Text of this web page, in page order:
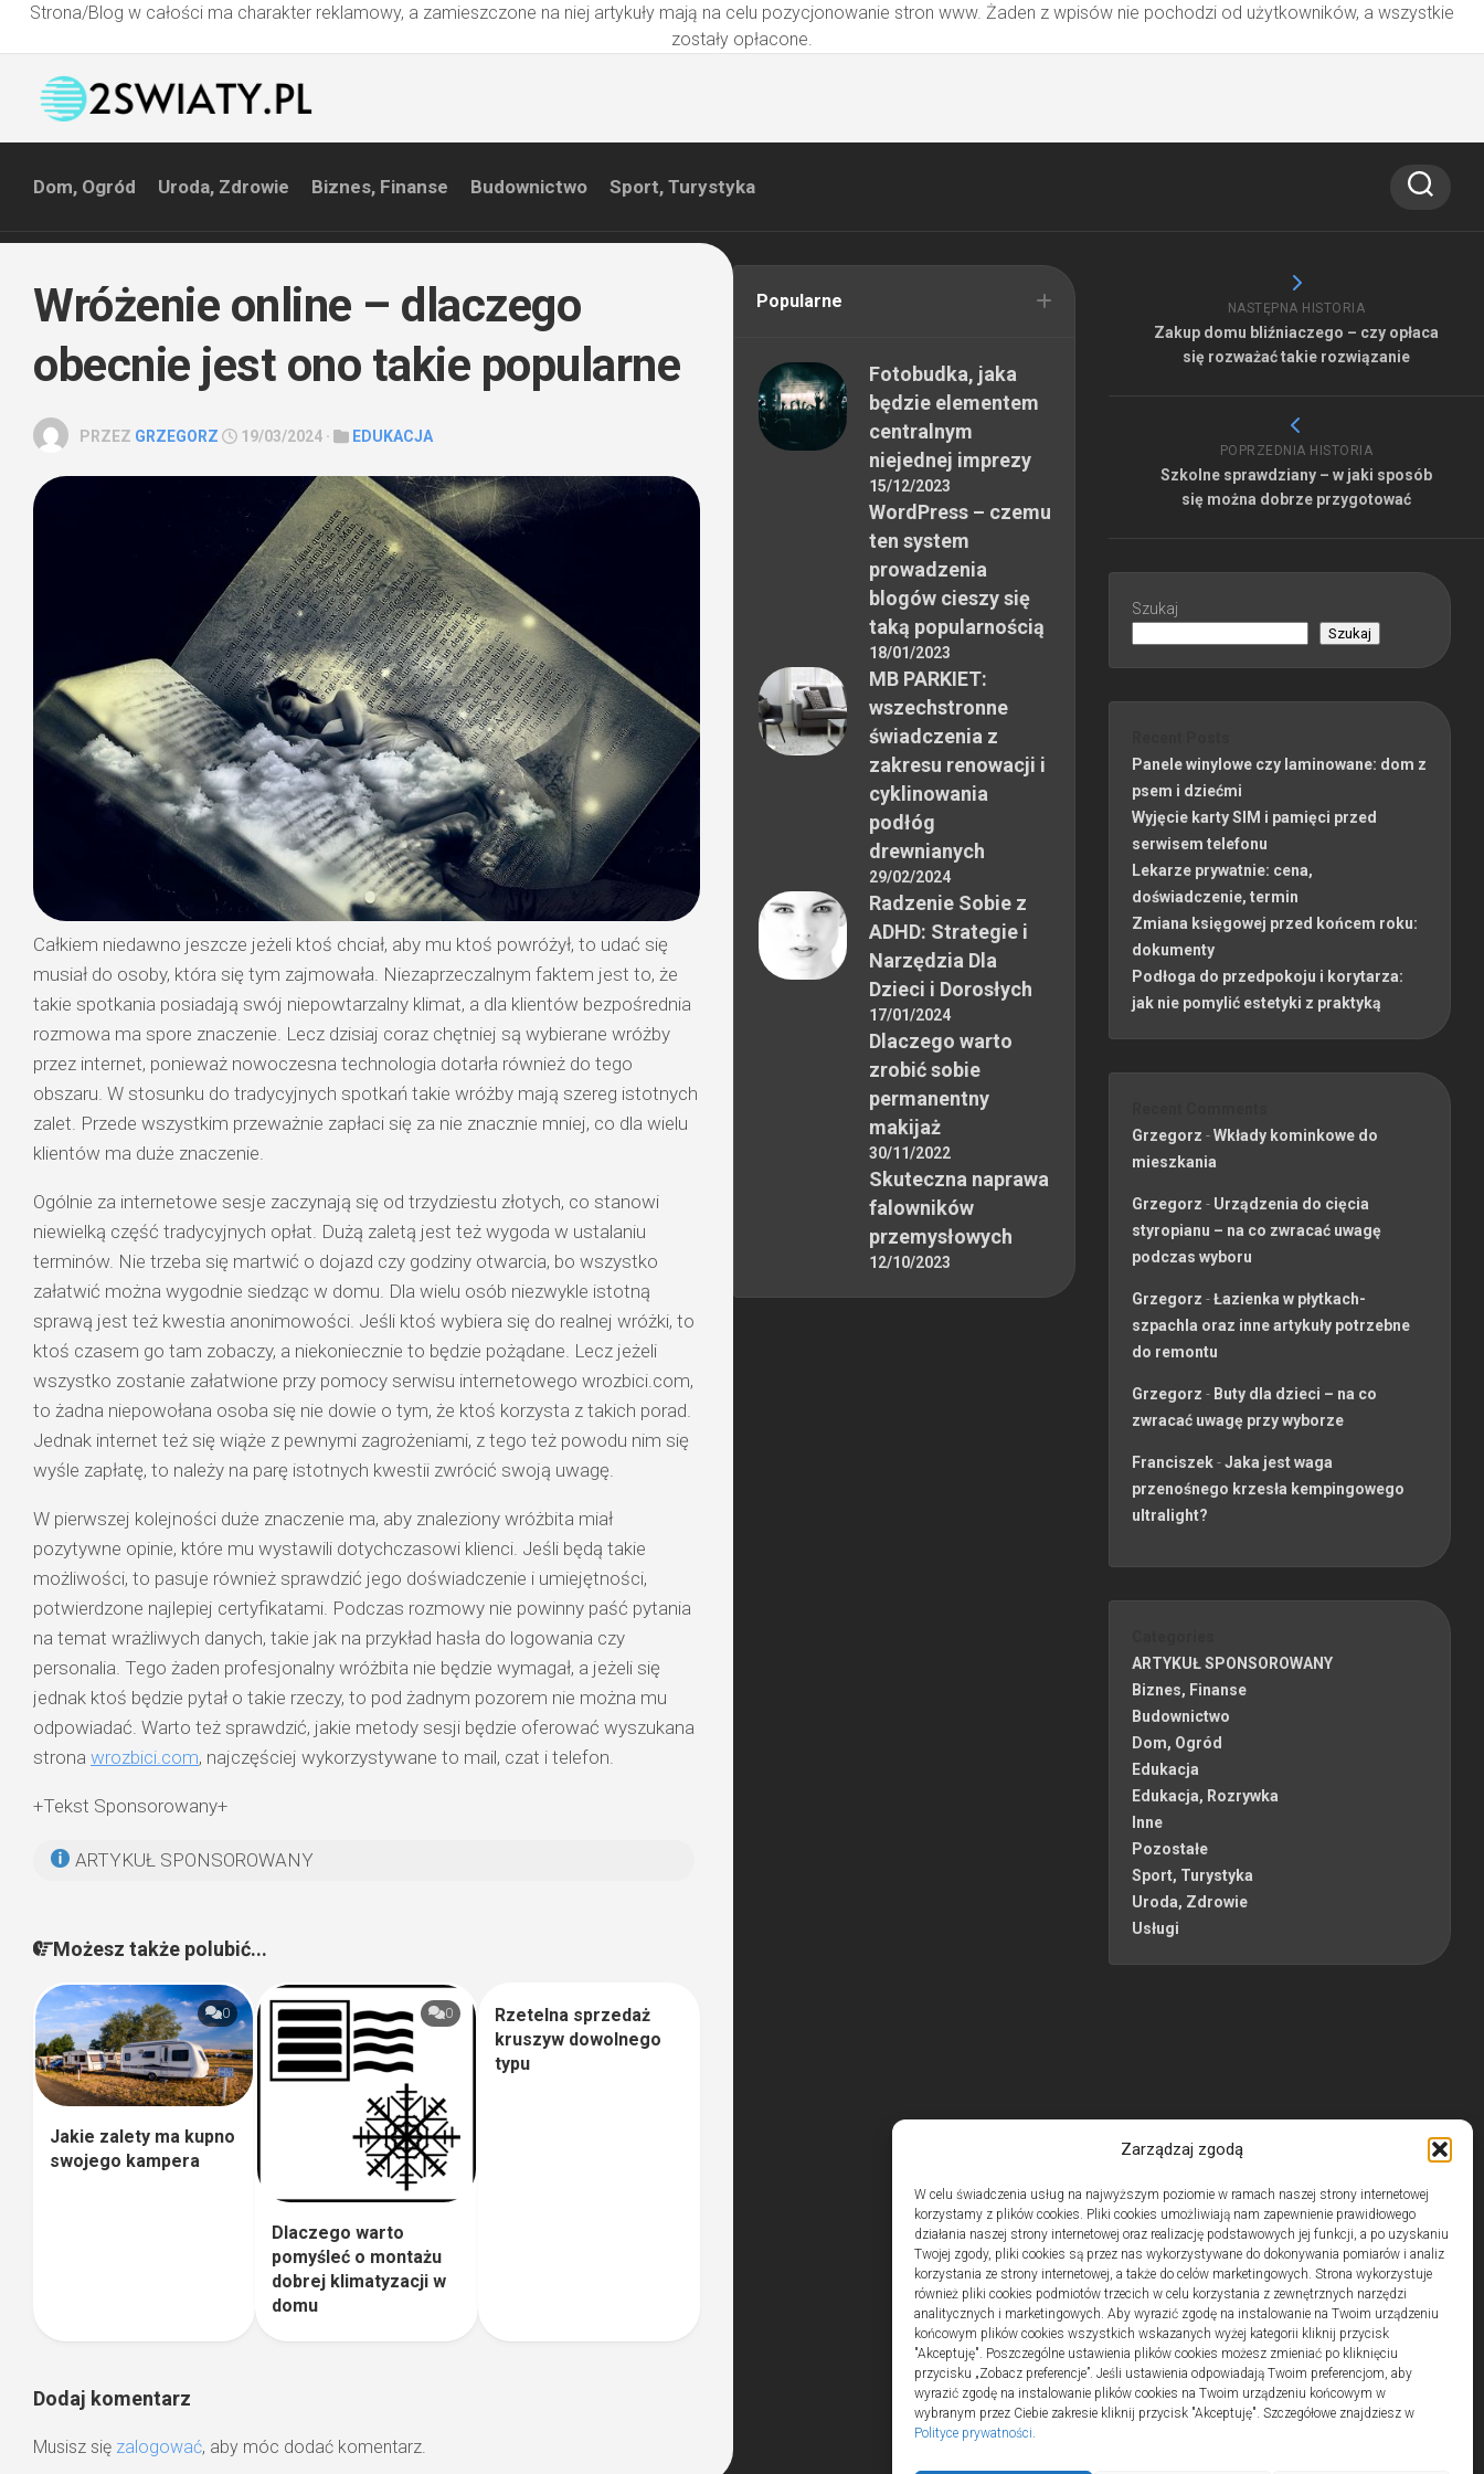
Zarządzaj zgodą
W celu świadczenia usług na najwyższym poziomie w ramach naszej strony internetowej
korzystamy z plików cookies. Pliki cookies umożliwiają nam zapewnienie prawidłowego
działania naszej strony internetowej oraz realizację podstawowych jej funkcji, a po uzyskaniu
Twojej zgody, pliki cookies są przez nas wykorzystywane do dokonywania pomiarów i analiz
korzystania ze strony internetowej, a także do celów marketingowych. Strona wykorzystuje
również pliki cookies podmiotów trzecich w celu korzystania z zewnętrznych narzędzi
analitycznych i marketingowych. Aby wyrazić zgodę na instalowanie na Twoim urządzeniu
końcowym plików cookies wszystkich wskazanych wyżej kategorii kliknij przycisk
"Akceptuję". Poszczególne ustawienia plików cookies możesz zmieniać po kliknięciu
przycisku „Zobacz preferencje”. Jeśli ustawienia odpowiadają Twoim preferencjom, aby
wyrazić zgodę na instalowanie plików cookies na Twoim urządzeniu końcowym w
wybranym przez Ciebie zakresie kliknij przycisk "Akceptuję". Szczegółowe znajdziesz w
Polityce prywatności.
Strona/Blog w całości ma charakter reklamowy, a zamieszczone na niej artykuły mają na celu pozycjonowanie stron www. Żaden z wpisów nie pochodzi od użytkowników, a wszystkie
zostały opłacone.
Dom, Ogród Uroda, Zdrowie Biznes, Finanse Budownictwo Sport, Turystyka
Wróżenie online – dlaczego
obecnie jest ono takie popularne
PRZEZ GRZEGORZ 19/03/2024 · EDUKACJA
Całkiem niedawno jeszcze jeżeli ktoś chciał, aby mu ktoś powróżył, to udać się
musiał do osoby, która się tym zajmowała. Niezaprzeczalnym faktem jest to, że
takie spotkania posiadają swój niepowtarzalny klimat, a dla klientów bezpośrednia
rozmowa ma spore znaczenie. Lecz dzisiaj coraz chętniej są wybierane wróżby
przez internet, ponieważ nowoczesna technologia dotarła również do tego
obszaru. W stosunku do tradycyjnych spotkań takie wróżby mają szereg istotnych
zalet. Przede wszystkim przeważnie zapłaci się za nie znacznie mniej, co dla wielu
klientów ma duże znaczenie.
Ogólnie za internetowe sesje zaczynają się od trzydziestu złotych, co stanowi
niewielką część tradycyjnych opłat. Dużą zaletą jest też wygoda w ustalaniu
terminów. Nie trzeba się martwić o dojazd czy godziny otwarcia, bo wszystko
załatwić można wygodnie siedząc w domu. Dla wielu osób niezwykle istotną
sprawą jest też kwestia anonimowości. Jeśli ktoś wybiera się do realnej wróżki, to
ktoś czasem go tam zobaczy, a niekoniecznie to będzie pożądane. Lecz jeżeli
wszystko zostanie załatwione przy pomocy serwisu internetowego wrozbici.com,
to żadna niepowołana osoba się nie dowie o tym, że ktoś korzysta z takich porad.
Jednak internet też się wiąże z pewnymi zagrożeniami, z tego też powodu nim się
wyśle zapłatę, to należy na parę istotnych kwestii zwrócić swoją uwagę.
W pierwszej kolejności duże znaczenie ma, aby znaleziony wróżbita miał
pozytywne opinie, które mu wystawili dotychczasowi klienci. Jeśli będą takie
możliwości, to pasuje również sprawdzić jego doświadczenie i umiejętności,
potwierdzone najlepiej certyfikatami. Podczas rozmowy nie powinny paść pytania
na temat wrażliwych danych, takie jak na przykład hasła do logowania czy
personalia. Tego żaden profesjonalny wróżbita nie będzie wymagał, a jeżeli się
jednak ktoś będzie pytał o takie rzeczy, to pod żadnym pozorem nie można mu
odpowiadać. Warto też sprawdzić, jakie metody sesji będzie oferować wyszukana
strona wrozbici.com, najczęściej wykorzystywane to mail, czat i telefon.
+Tekst Sponsorowany+
ARTYKUŁ SPONSOROWANY
Możesz także polubić...
0
Jakie zalety ma kupno
swojego kampera
0
Dlaczego warto
pomyśleć o montażu
dobrej klimatyzacji w
domu
Rzetelna sprzedaż
kruszyw dowolnego
typu
Dodaj komentarz
Musisz się zalogować, aby móc dodać komentarz.
NASTĘPNA HISTORIA
Zakup domu bliźniaczego – czy opłaca
się rozważać takie rozwiązanie
POPRZEDNIA HISTORIA
Szkolne sprawdziany – w jaki sposób
się można dobrze przygotować
Szukaj
Szukaj
Panele winylowe czy laminowane: dom z
psem i dziećmi
Wyjęcie karty SIM i pamięci przed
serwisem telefonu
Lekarze prywatnie: cena,
doświadczenie, termin
Zmiana księgowej przed końcem roku:
dokumenty
Podłoga do przedpokoju i korytarza:
jak nie pomylić estetyki z praktyką
Grzegorz -Wkłady kominkowe do
mieszkania
Grzegorz - Urządzenia do cięcia
styropianu – na co zwracać uwagę
podczas wyboru
Grzegorz -Łazienka w płytkach-
szpachla oraz inne artykuły potrzebne
do remontu
Grzegorz - Buty dla dzieci – na co
zwracać uwagę przy wyborze
Franciszek-Jaka jest waga
przenośnego krzesła kempingowego
ultralight?
ARTYKUŁ SPONSOROWANY
Biznes, Finanse
Budownictwo
Dom, Ogród
Edukacja
Edukacja, Rozrywka
Inne
Pozostałe
Sport, Turystyka
Uroda, Zdrowie
Usługi
Popularne
Fotobudka, jaka
będzie elementem
centralnym
niejednej imprezy
15/12/2023
WordPress – czemu
ten system
prowadzenia
blogów cieszy się
taką popularnością
18/01/2023
MB PARKIET:
wszechstronne
świadczenia z
zakresu renowacji i
cyklinowania
podłóg
drewnianych
29/02/2024
Radzenie Sobie z
ADHD: Strategie i
Narzędzia Dla
Dzieci i Dorosłych
17/01/2024
Dlaczego warto
zrobić sobie
permanentny
makijaż
30/11/2022
Skuteczna naprawa
falowników
przemysłowych
12/10/2023